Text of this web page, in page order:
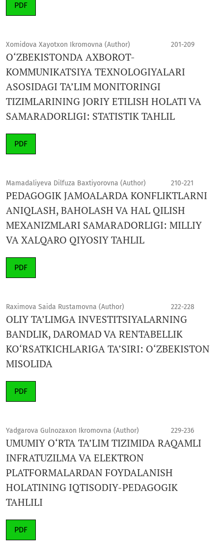
PDF
Xomidova Xayotxon Ikromovna (Author) 201-209
O‘ZBEKISTONDA AXBOROT-
KOMMUNIKATSIYA TEXNOLOGIYALARI
ASOSIDAGI TA’LIM MONITORINGI
TIZIMLARINING JORIY ETILISH HOLATI VA
SAMARADORLIGI: STATISTIK TAHLIL
PDF
Mamadaliyeva Dilfuza Baxtiyorovna (Author) 210-221
PEDAGOGIK JAMOALARDA KONFLIKTLARNI
ANIQLASH, BAHOLASH VA HAL QILISH
MEXANIZMLARI SAMARADORLIGI: MILLIY
VA XALQARO QIYOSIY TAHLIL
PDF
Raximova Saida Rustamovna (Author) 222-228
OLIY TA’LIMGA INVESTITSIYALARNING
BANDLIK, DAROMAD VA RENTABELLIK
KO‘RSATKICHLARIGA TA’SIRI: O‘ZBEKISTON
MISOLIDA
PDF
Yadgarova Gulnozaxon Ikromovna (Author) 229-236
UMUMIY O‘RTA TA’LIM TIZIMIDA RAQAMLI
INFRATUZILMA VA ELEKTRON
PLATFORMALARDAN FOYDALANISH
HOLATINING IQTISODIY-PEDAGOGIK
TAHLILI
PDF